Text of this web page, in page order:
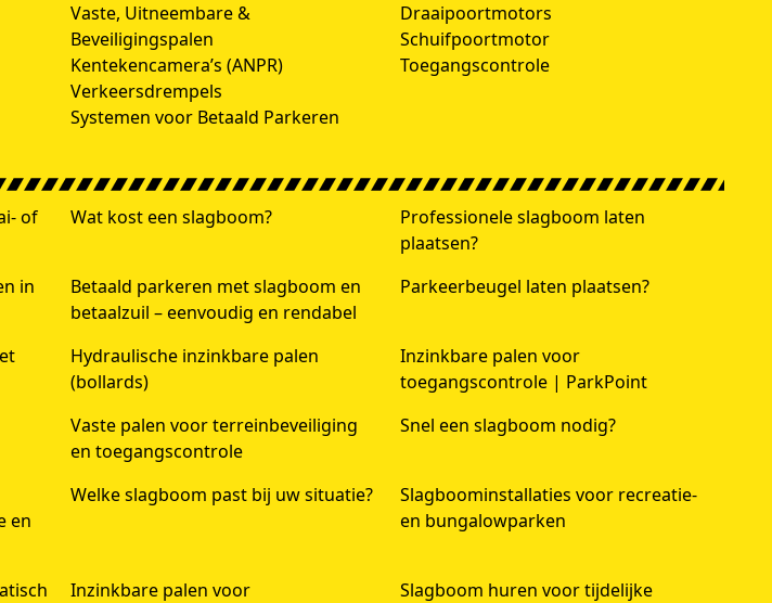
Vaste, Uitneembare &
Beveiligingspalen
Kentekencamera’s (ANPR)
Verkeersdrempels
Systemen voor Betaald Parkeren
Draaipoortmotors
Schuifpoortmotor
Toegangscontrole
of
Wat kost een slagboom?
Professionele slagboom laten
plaatsen?
in
Betaald parkeren met slagboom en
betaalzuil – eenvoudig en rendabel
Parkeerbeugel laten plaatsen?
Hydraulische inzinkbare palen
(bollards)
Inzinkbare palen voor
toegangscontrole | ParkPoint
Vaste palen voor terreinbeveiliging
en toegangscontrole
Snel een slagboom nodig?
en
Welke slagboom past bij uw situatie?
Slagboominstallaties voor recreatie-
en bungalowparken
Inzinkbare palen voor
Slagboom huren voor tijdelijke